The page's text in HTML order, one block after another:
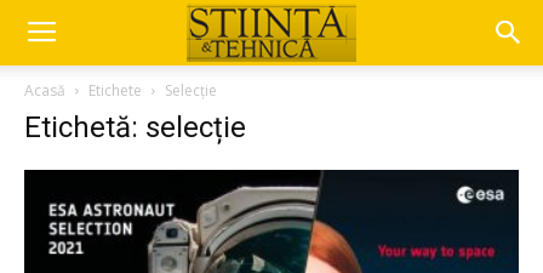
Acasă Etichete Selecție
Etichetă: selecție